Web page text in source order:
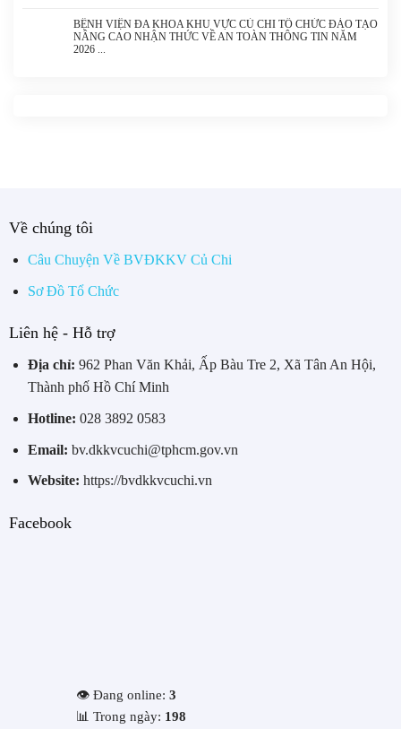
BỆNH VIỆN ĐA KHOA KHU VỰC CỦ CHI TỔ CHỨC ĐÀO TẠO
NÂNG CAO NHẬN THỨC VỀ AN TOÀN THÔNG TIN NĂM
2026
Về chúng tôi
Câu Chuyện Về BVĐKKV Củ Chi
Sơ Đồ Tổ Chức
Liên hệ - Hỗ trợ
Địa chỉ: 962 Phan Văn Khải, Ấp Bàu Tre 2, Xã Tân An Hội,
Thành phố Hồ Chí Minh
Hotline: 028 3892 0583
Email: bv.dkkvcuchi@tphcm.gov.vn
Website: https://bvdkkvcuchi.vn
Facebook
👁️ Đang online: 3
📊 Trong ngày: 198